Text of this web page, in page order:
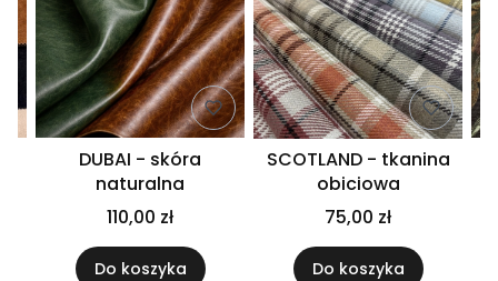
DUBAI - skóra
naturalna
110,00 zł
Do koszyka
SCOTLAND - tkanina
obiciowa
75,00 zł
Do koszyka